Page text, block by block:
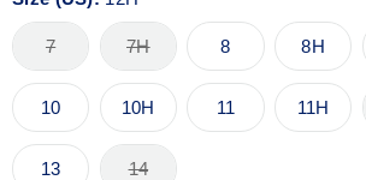
7 7H 8 8H
10 10H 11 11H
13 14